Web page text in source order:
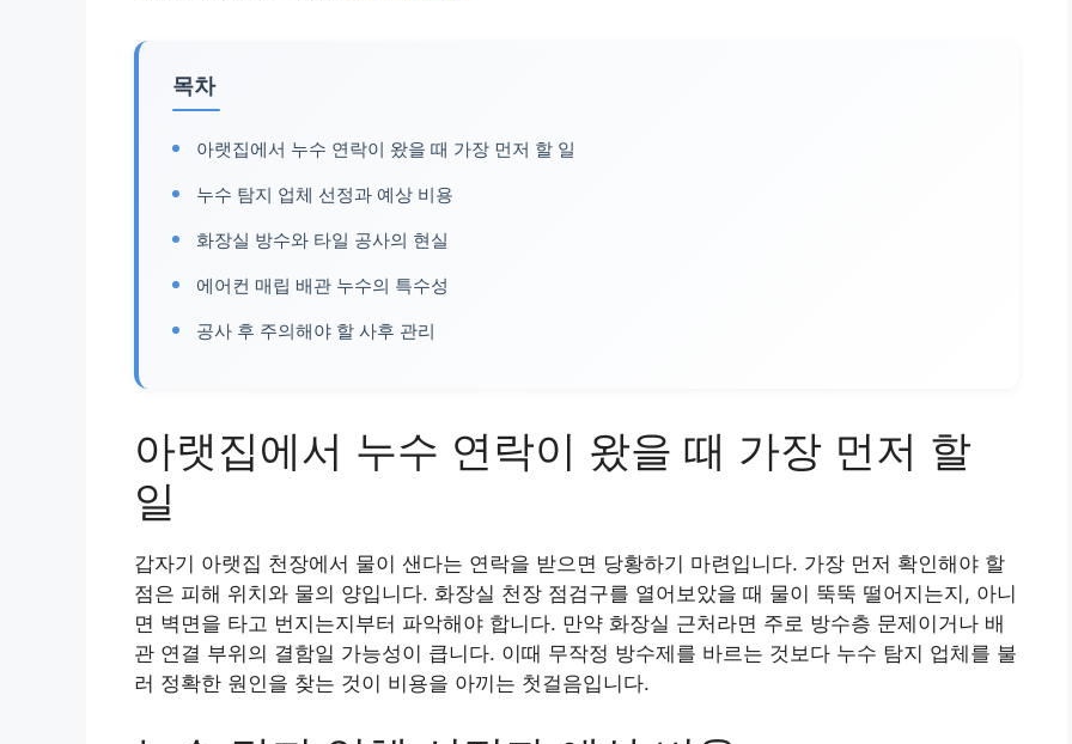
목차
아랫집에서 누수 연락이 왔을 때 가장 먼저 할 일
누수 탐지 업체 선정과 예상 비용
화장실 방수와 타일 공사의 현실
에어컨 매립 배관 누수의 특수성
공사 후 주의해야 할 사후 관리
아랫집에서 누수 연락이 왔을 때 가장 먼저 할
일
갑자기 아랫집 천장에서 물이 샌다는 연락을 받으면 당황하기 마련입니다. 가장 먼저 확인해야 할
점은 피해 위치와 물의 양입니다. 화장실 천장 점검구를 열어보았을 때 물이 뚝뚝 떨어지는지, 아니
면 벽면을 타고 번지는지부터 파악해야 합니다. 만약 화장실 근처라면 주로 방수층 문제이거나 배
관 연결 부위의 결함일 가능성이 큽니다. 이때 무작정 방수제를 바르는 것보다 누수 탐지 업체를 불
러 정확한 원인을 찾는 것이 비용을 아끼는 첫걸음입니다.